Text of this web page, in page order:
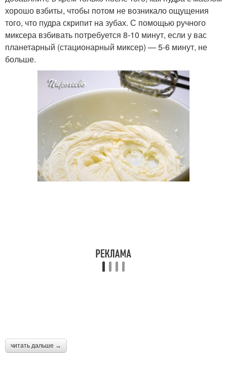
хорошо взбиты, чтобы потом не возникало ощущения
того, что пудра скрипит на зубах. С помощью ручного
миксера взбивать потребуется 8-10 минут, если у вас
планетарный (стационарный миксер) — 5-6 минут, не
больше.
читать дальше →